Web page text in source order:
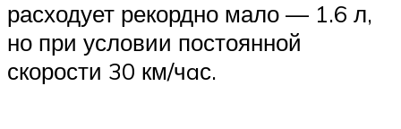
расходует рекордно мало — 1.6 л,
но при условии постоянной
скорости 30 км/чaс.